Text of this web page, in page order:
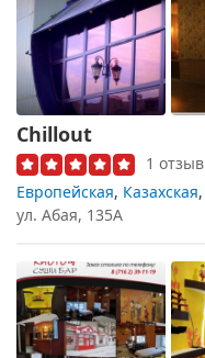
Chillout
1 отзыв
Европейская, Казахская,
ул. Абая, 135А